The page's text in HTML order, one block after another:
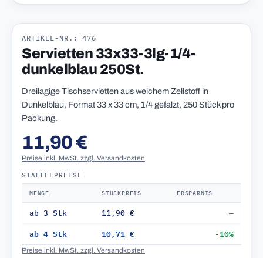
ARTIKEL-NR.: 476
Servietten 33x33-3lg-1/4-
dunkelblau 250St.
Dreilagige Tischservietten aus weichem Zellstoff in
Dunkelblau, Format 33 x 33 cm, 1/4 gefalzt, 250 Stück pro
Packung.
11,90 €
Preise inkl. MwSt. zzgl. Versandkosten
STAFFELPREISE
MENGE STÜCKPREIS ERSPARNIS
ab 3 Stk 11,90 € —
ab 4 Stk 10,71 € -10%
Preise inkl. MwSt. zzgl. Versandkosten